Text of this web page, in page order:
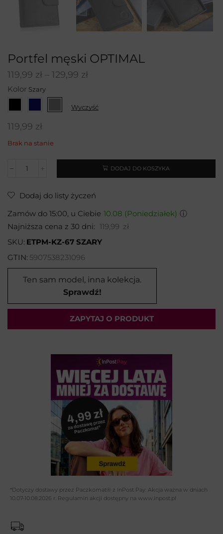
Portfel męski OPTIMAL
119,99 zł 129,99 zł
Kolor
Wyczyść
119,99 zł
Brak na stanie
DODAJ DO KOSZYKA
Dodaj do listy życzeń
Zamów do 15:00, u Ciebie 10.08 (Poniedziałek) ⓘ
Najniższa cena z 30 dni:
119,99 zł
SKU: ETPM-KZ-67 SZARY
GTIN: 5907538231096
Ten sam model, inna kolekcja.
Sprawdź!
ZAPYTAJ O PRODUKT
Wybierz temat:
Imię i nazwisko*:
Adres email*:
Wiadomość*:
*Dotyczy dostawy przez Paczkomat® z InPost Pay. Akcja ważna w dniach
10.07-10.08.2026 r. Regulamin akcji dostępny na www.inpost.pl